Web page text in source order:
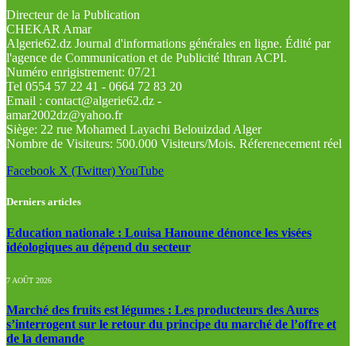
Directeur de la Publication
CHEKAR Amar
Algerie62.dz Journal d'informations générales en ligne. Édité par
l'agence de Communication et de Publicité Ithran ACPI.
Numéro enrigistrement: 07/21
Tel 0554 57 22 41 - 0664 72 83 20
Email : contact@algerie62.dz -
amar2002dz@yahoo.fr
Siège: 22 rue Mohamed Layachi Belouizdad Alger
Nombre de Visiteurs: 500.000 Visiteurs/Mois. Réferenecement réel
Facebook X (Twitter)YouTube
Derniers articles
Education nationale : Louisa Hanoune dénonce les visées
idéologiques au dépend du secteur
7 AOÛT 2026
Marché des fruits est légumes : Les producteurs des Aures
s’interrogent sur le retour du principe du marché de l’offre et
de la demande